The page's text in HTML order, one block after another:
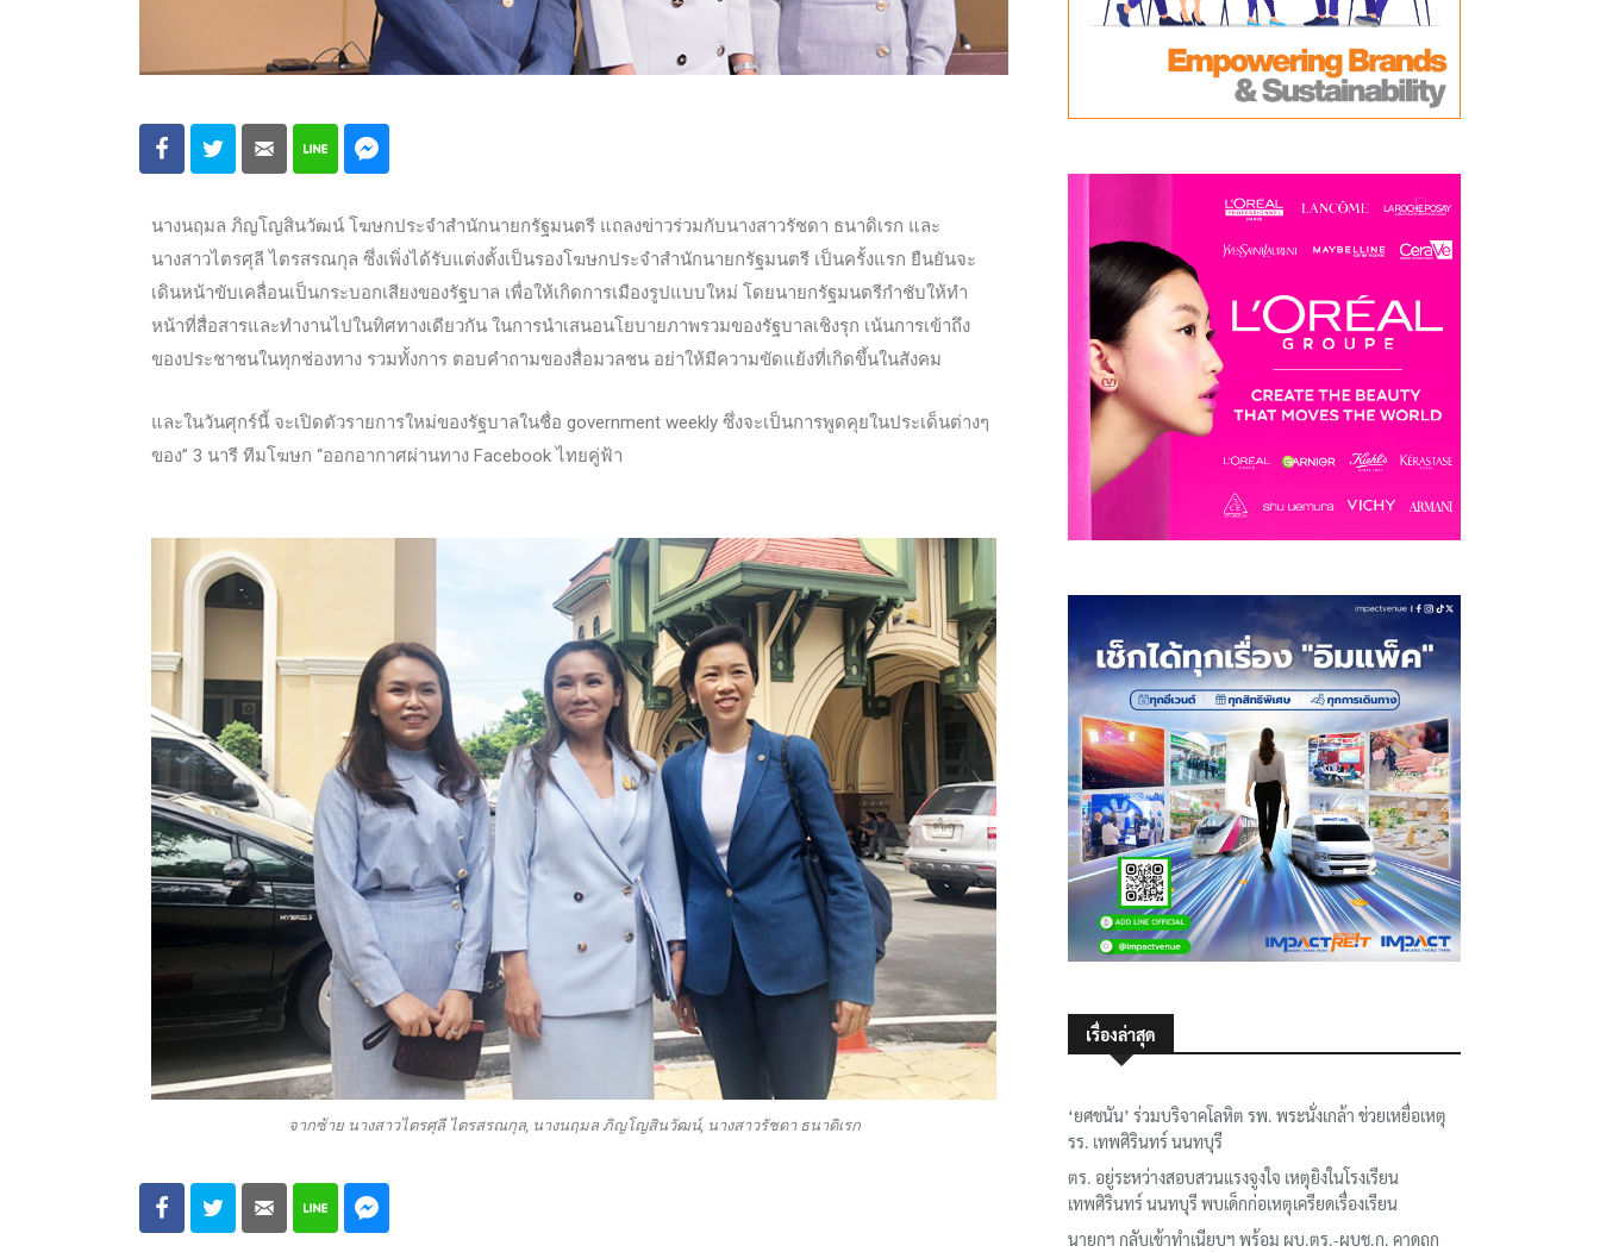
นางนฤมล ภิญโญสินวัฒน์ โฆษกประจำสำนักนายกรัฐมนตรี แถลงข่าวร่วมกับนางสาวรัชดา ธนาดิเรก และ
นางสาวไตรศุลี ไตรสรณกุล ซึ่งเพิ่งได้รับแต่งตั้งเป็นรองโฆษกประจำสำนักนายกรัฐมนตรี เป็นครั้งแรก ยืนยันจะ
เดินหน้าขับเคลื่อนเป็นกระบอกเสียงของรัฐบาล เพื่อให้เกิดการเมืองรูปแบบใหม่ โดยนายกรัฐมนตรีกำชับให้ทำ
หน้าที่สื่อสารและทำงานไปในทิศทางเดียวกัน ในการนำเสนอนโยบายภาพรวมของรัฐบาลเชิงรุก เน้นการเข้าถึง
ของประชาชนในทุกช่องทาง รวมทั้งการ ตอบคำถามของสื่อมวลชน อย่าให้มีความขัดแย้งที่เกิดขึ้นในสังคม
และในวันศุกร์นี้ จะเปิดตัวรายการใหม่ของรัฐบาลในชื่อ government weekly ซึ่งจะเป็นการพูดคุยในประเด็นต่างๆ
ของ” 3 นารี ทีมโฆษก “ออกอากาศผ่านทาง Facebook ไทยคู่ฟ้า
จากซ้าย นางสาวไตรศุลี ไตรสรณกุล, นางนฤมล ภิญโญสินวัฒน์, นางสาวรัชดา ธนาดิเรก
เรื่องล่าสุด
‘ยศชนัน’ ร่วมบริจาคโลหิต รพ. พระนั่งเกล้า ช่วยเหยื่อเหตุ
รร. เทพศิรินทร์ นนทบุรี
ตร. อยู่ระหว่างสอบสวนแรงจูงใจ เหตุยิงในโรงเรียน
เทพศิรินทร์ นนทบุรี พบเด็กก่อเหตุเครียดเรื่องเรียน
นายกฯ กลับเข้าทำเนียบฯ พร้อม ผบ.ตร.-ผบช.ก. คาดถก